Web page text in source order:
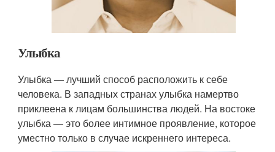
Улыбка
Улыбка — лучший способ расположить к себе
человека. В западных странах улыбка намертво
приклеена к лицам большинства людей. На востоке
улыбка — это более интимное проявление, которое
уместно только в случае искреннего интереса.